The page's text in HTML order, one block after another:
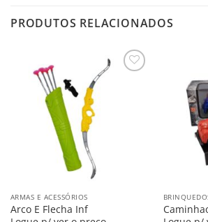
PRODUTOS RELACIONADOS
ARMAS E ACESSÓRIOS
Arco E Flecha Inf